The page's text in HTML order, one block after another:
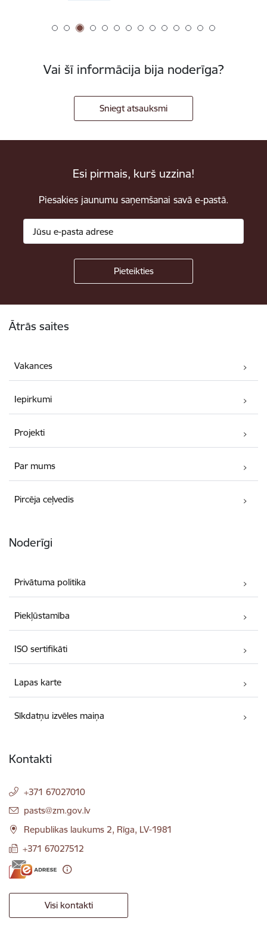
Vai šī informācija bija noderīga?
Sniegt atsauksmi
Esi pirmais, kurš uzzina!
Piesakies jaunumu saņemšanai savā e-pastā.
Ātrās saites
Vakances
Iepirkumi
Projekti
Par mums
Pircēja ceļvedis
Noderīgi
Privātuma politika
Piekļūstamība
ISO sertifikāti
Lapas karte
Sīkdatņu izvēles maiņa
Kontakti
+371 67027010
E-pasts:
pasts@zm.gov.lv
Republikas laukums 2, Rīga, LV-1981
+371 67027512
Visi kontakti